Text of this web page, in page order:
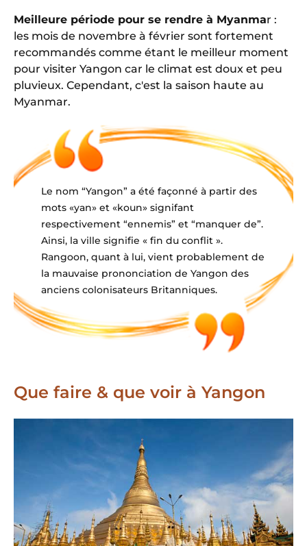
Meilleure période pour se rendre à Myanmar :
les mois de novembre à février sont fortement
recommandés comme étant le meilleur moment
pour visiter Yangon car le climat est doux et peu
pluvieux. Cependant, c'est la saison haute au
Myanmar.
Le nom “Yangon” a été façonné à partir des
mots «yan» et «koun» signifant
respectivement “ennemis” et “manquer de”.
Ainsi, la ville signifie « fin du conflit ».
Rangoon, quant à lui, vient probablement de
la mauvaise prononciation de Yangon des
anciens colonisateurs Britanniques.
Que faire & que voir à Yangon